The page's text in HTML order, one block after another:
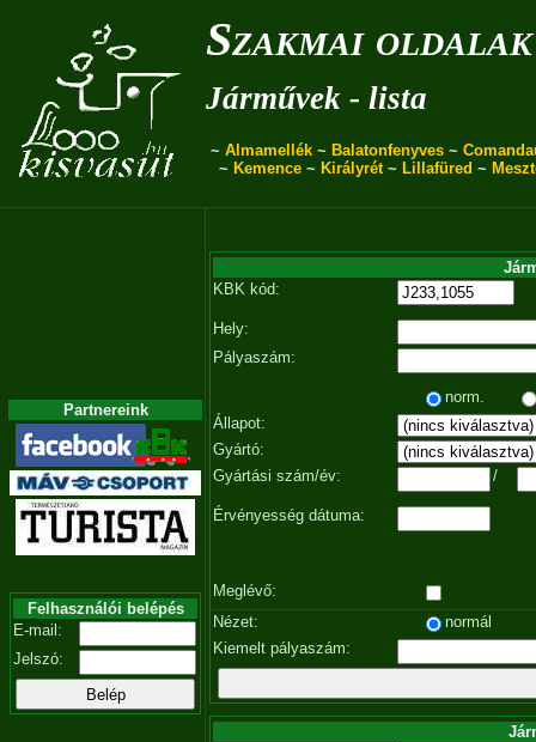
Szakmai oldalak
Járművek - lista
~ Almamellék ~ Balatonfenyves ~
~ Kemence~ Királyrét~ Lillafüred ~
Partnereink
Felhasználói belépés
E-mail:
Jelszó:
KBK kód:
Hely:
Pályaszám:
norm.
Állapot:
Gyártó:
Gyártási szám/év:
/
Érvényesség dátuma:
Meglévő:
Nézet:
normál
Kiemelt pályaszám: